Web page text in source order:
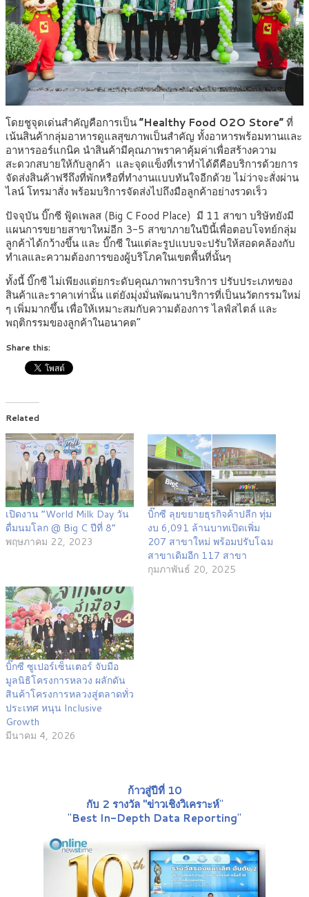
โดยชูจุดเด่นสำคัญคือการเป็น“Healthy Food O2O Store”ที่
เน้นสินค้ากลุ่มอาหารดูแลสุขภาพเป็นสำคัญ ทั้งอาหารพร้อมทานและ
อาหารออร์แกนิค นำสินค้ามีคุณภาพราคาคุ้มค่าเพื่อสร้างความ
สะดวกสบายให้กับลูกค้า และจุดแข็งที่เราทำได้ดีคือบริการด้วยการ
จัดส่งสินค้าฟรีถึงที่พักหรือที่ทำงานแบบทันใจอีกด้วย ไม่ว่าจะสั่งผ่าน
ไลน์ โทรมาสั่ง พร้อมบริการจัดส่งไปถึงมือลูกค้าอย่างรวดเร็ว
ปัจจุบัน บิ๊กซี ฟู้ดเพลส (Big C Food Place) มี 11 สาขา บริษัทยังมี
แผนการขยายสาขาใหม่อีก 3-5 สาขาภายในปีนี้เพื่อตอบโจทย์กลุ่ม
ลูกค้าได้กว้างขึ้น และ บิ๊กซี ในแต่ละรูปแบบจะปรับให้สอดคล้องกับ
ทำเลและความต้องการของผู้บริโภคในเขตพื้นที่นั้นๆ
ทั้งนี้ บิ๊กซี ไม่เพียงแต่ยกระดับคุณภาพการบริการ ปรับประเภทของ
สินค้าและราคาเท่านั้น แต่ยังมุ่งมั่นพัฒนาบริการที่เป็นนวัตกรรมใหม่
ๆ เพิ่มมากขึ้น เพื่อให้เหมาะสมกับความต้องการ ไลฟ์สไตล์ และ
พฤติกรรมของลูกค้าในอนาคต”
Share this:
Related
เปิดงาน “World Milk Day วัน
ดื่มนมโลก @ Big C ปีที่ 8”
พฤษภาคม 22, 2023
บิ๊กซี ลุยขยายธุรกิจค้าปลีก ทุ่ม
งบ 6,091 ล้านบาทเปิดเพิ่ม
207 สาขาใหม่ พร้อมปรับโฉม
สาขาเดิมอีก 117 สาขา
กุมภาพันธ์ 20, 2025
บิ๊กซี ซูเปอร์เซ็นเตอร์ จับมือ
มูลนิธิโครงการหลวง ผลักดัน
สินค้าโครงการหลวงสู่ตลาดทั่ว
ประเทศ หนุน Inclusive
Growth
มีนาคม 4, 2026
ก้าวสู่ปีที่ 10
กับ 2 รางวัล "ข่าวเชิงวิเคราะห์"
"Best In-Depth Data Reporting"